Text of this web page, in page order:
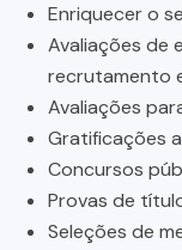
Enriquecer o
Avaliações de
recrutamento
Avaliações
Gratificações
Concursos
Provas de
Seleções de